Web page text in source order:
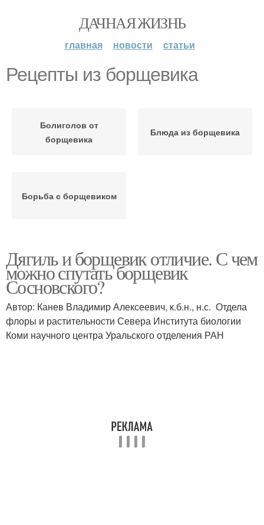
ДАЧНАЯ ЖИЗНЬ
главная новости статьи
Рецепты из борщевика
Болиголов от
борщевика
Блюда из борщевика
Борьба с борщевиком
Дягиль и борщевик отличие. С чем
можно спутать борщевик
Сосновского?
Автор: Канев Владимир Алексеевич, к.б.н., н.с. Отдела
флоры и растительности Севера Института биологии
Коми научного центра Уральского отделения РАН